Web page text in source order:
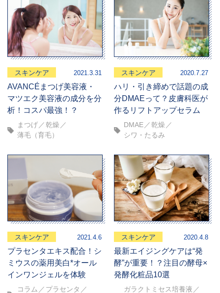
スキンケア 2021.3.31
AVANCÉまつげ美容液・
マツエク美容液の成分を分
析！コスパ最強！？
まつげ
乾燥
薄毛（育毛）
スキンケア 2020.7.27
ハリ・引き締めで話題の成
分DMAEって？皮膚科医が
作るリフトアップセラム
DMAE
乾燥
シワ・たるみ
スキンケア 2021.4.6
プラセンタエキス配合！シ
ミウスの薬用美白*オール
インワンジェルを体験
コラム プラセンタ
スキンケア 2020.4.8
最新エイジングケアは“発
酵”が重要！？注目の酵母×
発酵化粧品10選
ガラクトミセス培養液